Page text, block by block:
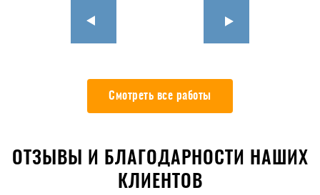
Смотреть все работы
ОТЗЫВЫ И БЛАГОДАРНОСТИ НАШИХ
КЛИЕНТОВ